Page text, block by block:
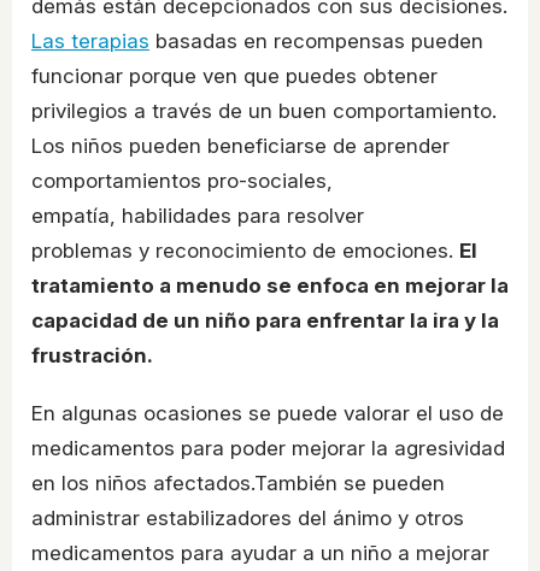
demás están decepcionados con sus decisiones.
Las terapias basadas en recompensas pueden
funcionar porque ven que puedes obtener
privilegios a través de un buen comportamiento.
Los niños pueden beneficiarse de aprender
comportamientos pro-sociales,
empatía, habilidades para resolver
problemas y reconocimiento de emociones. El
tratamiento a menudo se enfoca en mejorar la
capacidad de un niño para enfrentar la ira y la
frustración.
En algunas ocasiones se puede valorar el uso de
medicamentos para poder mejorar la agresividad
en los niños afectados.También se pueden
administrar estabilizadores del ánimo y otros
medicamentos para ayudar a un niño a mejorar